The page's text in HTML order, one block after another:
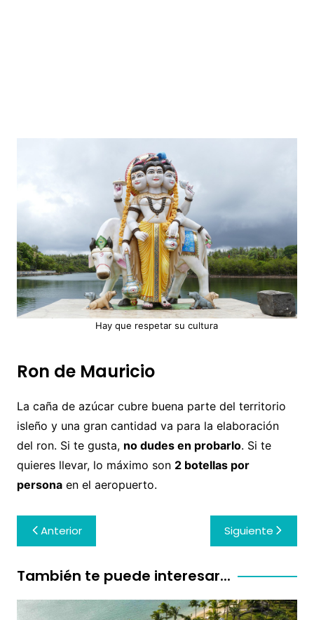
Hay que respetar su cultura
Ron de Mauricio
La caña de azúcar cubre buena parte del territorio
isleño y una gran cantidad va para la elaboración
del ron. Si te gusta, no dudes en probarlo. Si te
quieres llevar, lo máximo son 2 botellas por
personaen el aeropuerto.
Navegación
de
entradas
Anterior Siguiente
También te puede interesar...